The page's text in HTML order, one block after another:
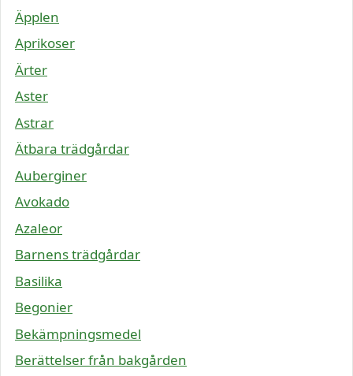
Äpplen
Aprikoser
Ärter
Aster
Astrar
Ätbara trädgårdar
Auberginer
Avokado
Azaleor
Barnens trädgårdar
Basilika
Begonier
Bekämpningsmedel
Berättelser från bakgården